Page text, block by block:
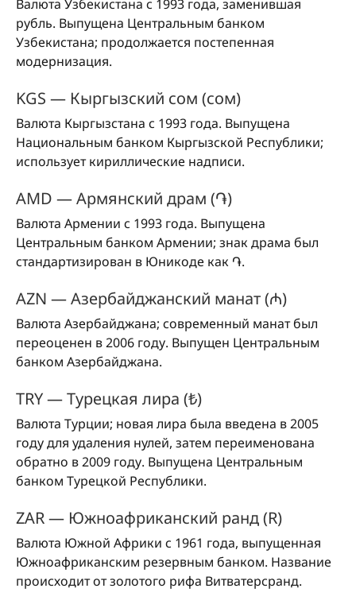
Валюта Узбекистана с 1993 года, заменившая
рубль. Выпущена Центральным банком
Узбекистана; продолжается постепенная
модернизация.
KGS — Кыргызский сом (сом)
Валюта Кыргызстана с 1993 года. Выпущена
Национальным банком Кыргызской Республики;
использует кириллические надписи.
AMD — Армянский драм (֏)
Валюта Армении с 1993 года. Выпущена
Центральным банком Армении; знак драма был
стандартизирован в Юникоде как ֏.
AZN — Азербайджанский манат (₼)
Валюта Азербайджана; современный манат был
переоценен в 2006 году. Выпущен Центральным
банком Азербайджана.
TRY — Турецкая лира (₺)
Валюта Турции; новая лира была введена в 2005
году для удаления нулей, затем переименована
обратно в 2009 году. Выпущена Центральным
банком Турецкой Республики.
ZAR — Южноафриканский ранд (R)
Валюта Южной Африки с 1961 года, выпущенная
Южноафриканским резервным банком. Название
происходит от золотого рифа Витватерсранд.